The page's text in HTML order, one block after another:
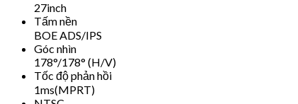
27inch
Tấm nền
BOE ADS/IPS
Góc nhìn
178°/178° (H/V)
Tốc độ phản hồi
1ms(MPRT)